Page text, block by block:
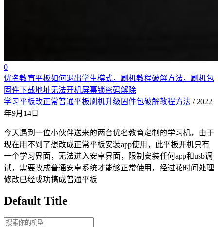
0
优名教育平板如何退出学生模式，刷机教程破解方法，刷机包
固件下载地址无法开机屏幕锁密码解除
学习平板改正常普通平板刷机升级固件包破解教程方法 / 2022
年9月14日
今天遇到一位小伙伴送来的两台优名教育定制的学习机，由于
现在用不到了想改成正常平板安装app使用，此平板开机只有
一个学习界面，无法进入安卓界面，限制安装任何app和usb调
试，需要改成普通安卓系统才能够正常使用，经过花时间处理
修改已经成功搞成普通平板
Default Title